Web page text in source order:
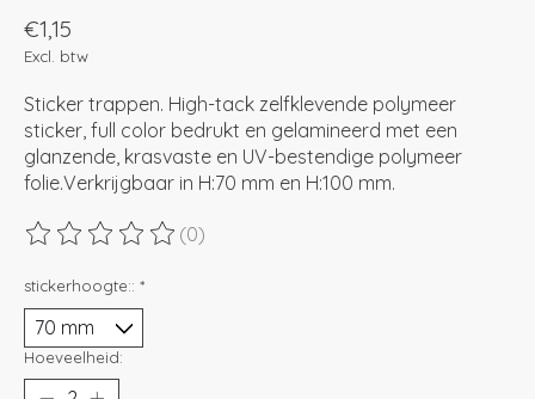
€1,15
Excl. btw
Sticker trappen. High-tack zelfklevende polymeer
sticker, full color bedrukt en gelamineerd met een
glanzende, krasvaste en UV-bestendige polymeer
folie.Verkrijgbaar in H:70 mm en H:100 mm.
De beoordeling van dit product is
(0)
stickerhoogte:: *
Hoeveelheid: